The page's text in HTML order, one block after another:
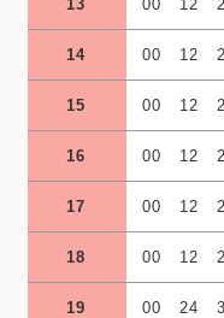
13 00 12
14 00 12
15 00 12
16 00 12
17 00 12
18 00 12
19 00 24